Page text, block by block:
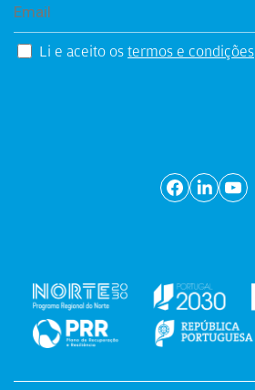
Li e aceito os termos e condições